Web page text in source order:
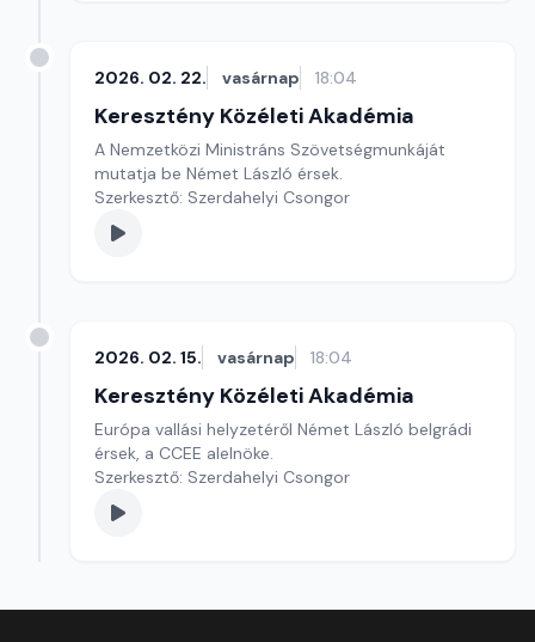
2026. 02. 22. vasárnap 18:04
Keresztény Közéleti Akadémia
A Nemzetközi Ministráns Szövetségmunkáját
mutatja be Német László érsek.
Szerkesztő: Szerdahelyi Csongor
2026. 02. 15. vasárnap 18:04
Keresztény Közéleti Akadémia
Európa vallási helyzetéről Német László belgrádi
érsek, a CCEE alelnöke.
Szerkesztő: Szerdahelyi Csongor